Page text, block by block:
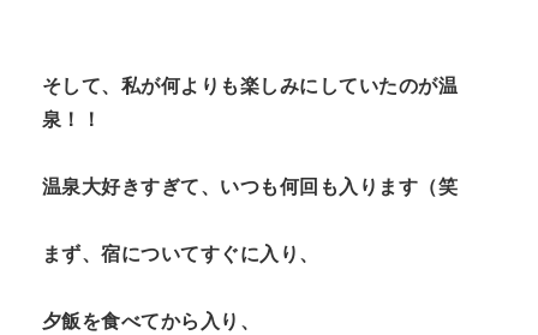
そして、私が何よりも楽しみにしていたのが温
泉！！
温泉大好きすぎて、いつも何回も入ります（笑
まず、宿についてすぐに入り、
夕飯を食べてから入り、